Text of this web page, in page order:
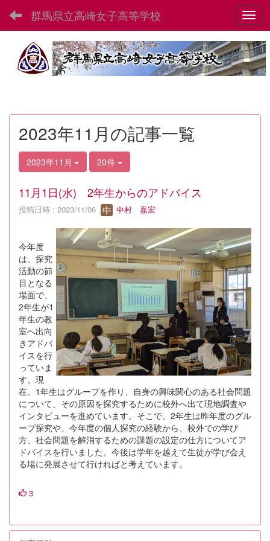
群馬県立高崎女子高等学校
2023年11月の記事一覧
2023年11月 20件
11月1日(水) 2年生からのアドバイス
投稿日時 : 2023/11/06 中村 嘉宏
今年度
は、探究
活動の節
目となる
場面で、
2年生が1
年生の教
室へ出向
きアドバ
イスを行
っていま
す。現
在、1年生はグループを作り、自身の興味関心のある社会問題
について、その原因を探究するために校外へ出て現地調査や
インタビューを進めています。そこで、2年生は昨年度のグル
ープ探究や、今年度の個人探究の経験から、校外での学び
方、社会問題を解消するための課題の設定の仕方についてア
ドバイスを行いました。今後は学年を越えて生徒が学び会え
る場に発展させて行ければと考えています。
3